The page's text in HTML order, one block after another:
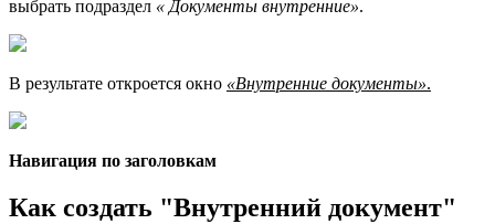
выбрать подраздел « Документы внутренние».
В результате откроется окно «Внутренние документы».
Навигация по заголовкам
Как создать "Внутренний документ"